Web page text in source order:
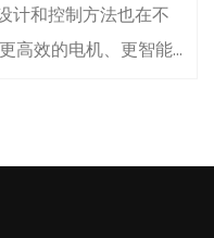
计和控制方法也在不
高效的电机、更智能